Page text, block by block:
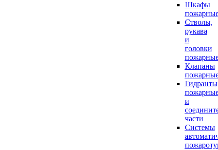
Шкафы
Стволы,
рукава
и
головки
Клапаны
Гидранты
и
части
Системы